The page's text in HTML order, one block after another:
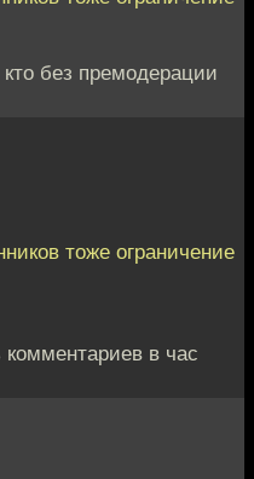
без премодерации
тоже ограничение
в час